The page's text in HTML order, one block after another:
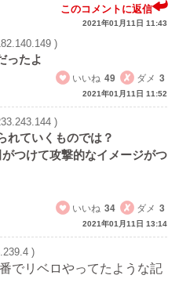
このコメントに返信
2021年01月11日 11:43
)
ったよ
いいね 49 ダメ 3
2021年01月11日 11:52
)
れていくものでは？
つけて攻撃的なイメージがつ
いいね 34 ダメ 3
2021年01月11日 13:14
)
でリベロやってたような記